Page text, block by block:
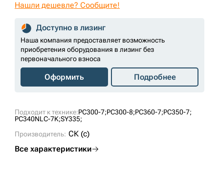
Подходит к технике:PC300-7;PC300-8;PC360-7;PC350-7;
PC340NLC-7K;SY335;
Производитель: СК (c)
Все характеристики
Нашли дешевле? Сообщите!
Доступно в лизинг
Наша компания предоставляет возможность
приобретения оборудования в лизинг без
первоначального взноса
Оформить Подробнее